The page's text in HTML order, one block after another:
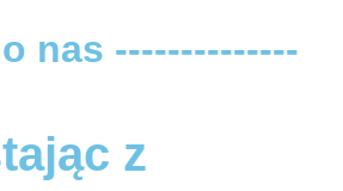
nas --------------
z